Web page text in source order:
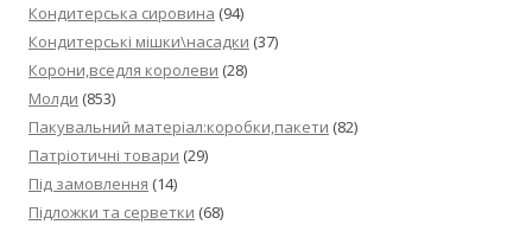
Кондитерська сировина (94)
Кондитерські мішки\насадки (37)
Корони,вседля королеви (28)
Молди (853)
Пакувальний матеріал:коробки,пакети (82)
Патріотичні товари (29)
Під замовлення (14)
Підложки та серветки (68)